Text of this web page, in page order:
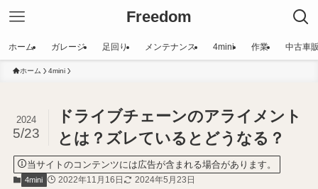
Freedom
ホーム ガレージ 足回り メンテナンス 4mini 作業 中古車
ホーム 4mini
ドライブチェーンのアライメント
とは？ズレているとどうなる？
2024
5/23
当サイトのコンテンツには広告が含まれる場合があります。
4mini 2022年11月16日 2024年5月23日